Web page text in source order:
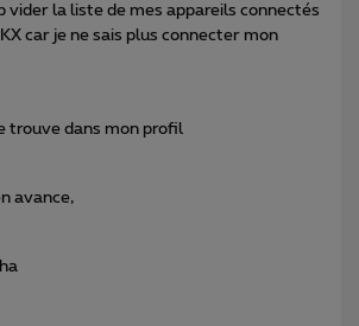
vider la liste de mes appareils connectés
car je ne sais plus connecter mon
trouve dans mon profil
avance,